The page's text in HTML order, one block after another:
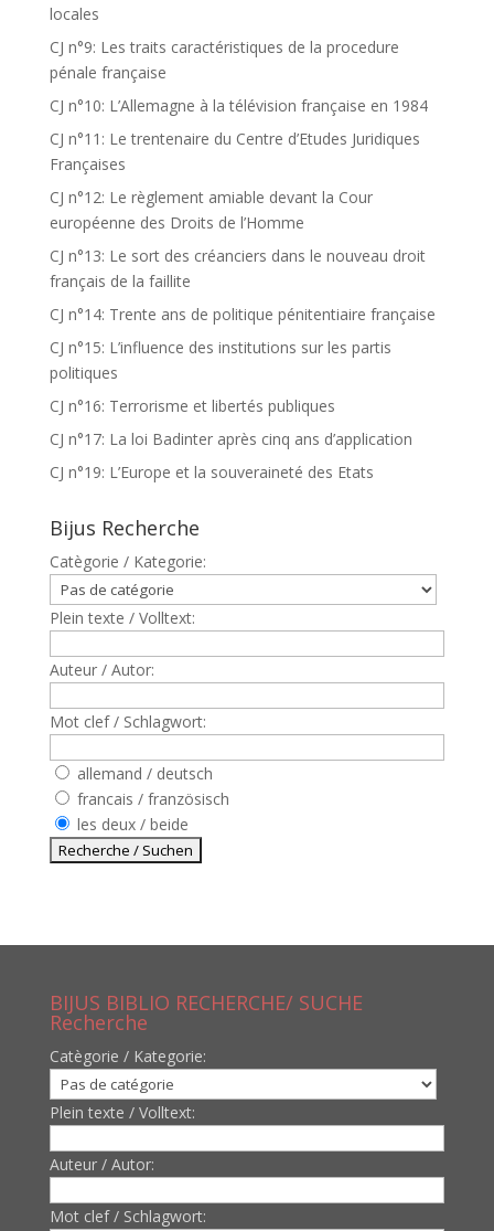
locales
CJ n°9: Les traits caractéristiques de la procedure
pénale française
CJ n°10: L’Allemagne à la télévision française en 1984
CJ n°11: Le trentenaire du Centre d’Etudes Juridiques
Françaises
CJ n°12: Le règlement amiable devant la Cour
européenne des Droits de l’Homme
CJ n°13: Le sort des créanciers dans le nouveau droit
français de la faillite
CJ n°14: Trente ans de politique pénitentiaire française
CJ n°15: L’influence des institutions sur les partis
politiques
CJ n°16: Terrorisme et libertés publiques
CJ n°17: La loi Badinter après cinq ans d’application
CJ n°19: L’Europe et la souveraineté des Etats
Bijus Recherche
Catègorie / Kategorie:
Plein texte / Volltext:
Auteur / Autor:
Mot clef / Schlagwort:
allemand / deutsch
francais / französisch
les deux / beide
BIJUS BIBLIO RECHERCHE/ SUCHE
Recherche
Catègorie / Kategorie:
Plein texte / Volltext:
Auteur / Autor:
Mot clef / Schlagwort: